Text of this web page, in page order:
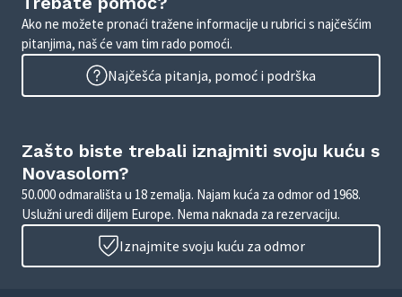
Ako ne možete pronaći tražene informacije u rubrici s najčešćim
pitanjima, naš će vam tim rado pomoći.
Najčešća pitanja, pomoć i podrška
Zašto biste trebali iznajmiti svoju kuću s
Novasolom?
50.000 odmarališta u 18 zemalja. Najam kuća za odmor od 1968.
Uslužni uredi diljem Europe. Nema naknada za rezervaciju.
Iznajmite svoju kuću za odmor